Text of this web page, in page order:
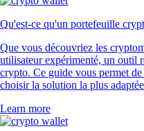
Qu'est-ce qu'un portefeuille
Que vous découvriez les
utilisateur expérimenté, un outil
crypto. Ce guide vous permet
choisir la solution la plus
Learn more